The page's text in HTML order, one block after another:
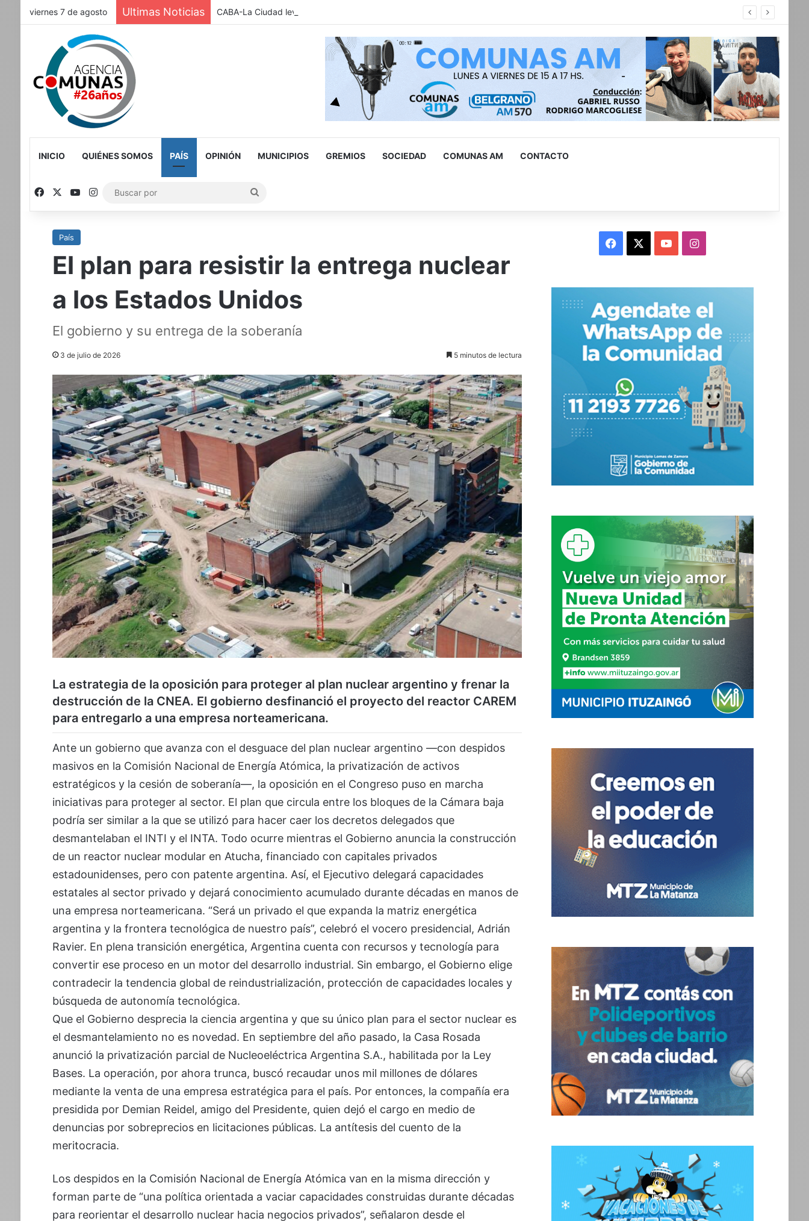
viernes 7 de agosto Ultimas Noticias CABA-La Ciudad levantó cerca de 500 estacionamientos truchos para personas con discapacidad
INICIO QUIÉNES SOMOS PAÍS OPINIÓN MUNICIPIOS GREMIOS SOCIEDAD COMUNAS AM CONTACTO
FacebookYouTube
Instagram
por
País
El plan para resistir la entrega nuclear
a los Estados Unidos
El gobierno y su entrega de la soberanía
3 de julio de 2026 5 minutos de lectura
La estrategia de la oposición para proteger al plan nuclear argentino y frenar la
destrucción de la CNEA. El gobierno desfinanció el proyecto del reactor CAREM
para entregarlo a una empresa norteamericana.
Ante un gobierno que avanza con el desguace del plan nuclear argentino —con despidos
masivos en la Comisión Nacional de Energía Atómica, la privatización de activos
estratégicos y la cesión de soberanía—, la oposición en el Congreso puso en marcha
iniciativas para proteger al sector. El plan que circula entre los bloques de la Cámara baja
podría ser similar a la que se utilizó para hacer caer los decretos delegados que
desmantelaban el INTI y el INTA. Todo ocurre mientras el Gobierno anuncia la construcción
de un reactor nuclear modular en Atucha, financiado con capitales privados
estadounidenses, pero con patente argentina. Así, el Ejecutivo delegará capacidades
estatales al sector privado y dejará conocimiento acumulado durante décadas en manos de
una empresa norteamericana. “Será un privado el que expanda la matriz energética
argentina y la frontera tecnológica de nuestro país”, celebró el vocero presidencial, Adrián
Ravier. En plena transición energética, Argentina cuenta con recursos y tecnología para
convertir ese proceso en un motor del desarrollo industrial. Sin embargo, el Gobierno elige
contradecir la tendencia global de reindustrialización, protección de capacidades locales y
búsqueda de autonomía tecnológica.
Que el Gobierno desprecia la ciencia argentina y que su único plan para el sector nuclear es
el desmantelamiento no es novedad. En septiembre del año pasado, la Casa Rosada
anunció la privatización parcial de Nucleoeléctrica Argentina S.A., habilitada por la Ley
Bases. La operación, por ahora trunca, buscó recaudar unos mil millones de dólares
mediante la venta de una empresa estratégica para el país. Por entonces, la compañía era
presidida por Demian Reidel, amigo del Presidente, quien dejó el cargo en medio de
denuncias por sobreprecios en licitaciones públicas. La antítesis del cuento de la
meritocracia.
Los despidos en la Comisión Nacional de Energía Atómica van en la misma dirección y
forman parte de “una política orientada a vaciar capacidades construidas durante décadas
para reorientar el desarrollo nuclear hacia negocios privados”, señalaron desde el
Facebook YouTubeInstagram